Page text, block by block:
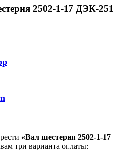
2502-1-17 ДЭК-251
«Вал шестерня 2502-1-17
три варианта оплаты: